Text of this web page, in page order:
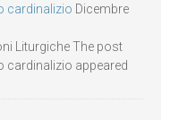
cardinalizio Dicembre
Liturgiche The post
cardinalizio appeared